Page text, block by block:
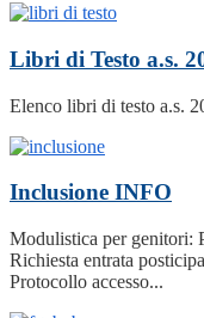
Libri di Testo a.s.
Elenco libri di testo a.s.
Inclusione INFO
Modulistica per genitori:
Richiesta entrata
Protocollo accesso...